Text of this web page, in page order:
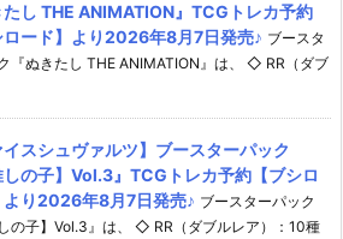
たし THE ANIMATION』TCGトレカ予約
ロード】より2026年8月7日発売♪ ブースタ
『ぬきたし THE ANIMATION』は、 ◇ RR（ダブ
イスシュヴァルツ】ブースターパック
しの子】Vol.3』TCGトレカ予約【ブシロ
より2026年8月7日発売♪ ブースターパック
しの子】Vol.3』は、 ◇ RR（ダブルレア）：10種